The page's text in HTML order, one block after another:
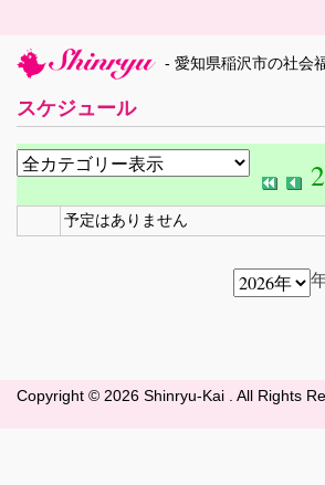
- 愛知県稲沢市の社会
スケジュール
予定はありません
Copyright © 2026 Shinryu-Kai . All Rights